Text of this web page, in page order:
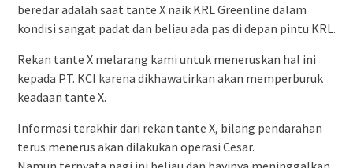
beredar adalah saat tante X naik KRL Greenline dalam
kondisi sangat padat dan beliau ada pas di depan pintu KRL.
Rekan tante X melarang kami untuk meneruskan hal ini
kepada PT. KCI karena dikhawatirkan akan memperburuk
keadaan tante X.
Informasi terakhir dari rekan tante X, bilang pendarahan
terus menerus akan dilakukan operasi Cesar.